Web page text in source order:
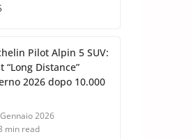
Pilot Alpin 5 SUV:
“Long Distance”
2026 dopo 10.000
2026
min read